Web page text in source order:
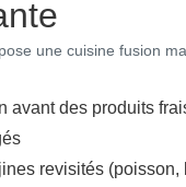
une cuisine fusion
avant des produits
revisités